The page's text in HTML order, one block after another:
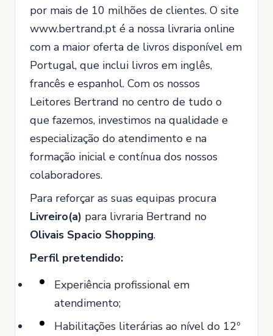
por mais de 10 milhões de clientes. O site
www.bertrand.pt é a nossa livraria online
com a maior oferta de livros disponível em
Portugal, que inclui livros em inglês,
francês e espanhol. Com os nossos
Leitores Bertrand no centro de tudo o
que fazemos, investimos na qualidade e
especialização do atendimento e na
formação inicial e contínua dos nossos
colaboradores.
Para reforçar as suas equipas procura
Livreiro(a) para livraria Bertrand no
Olivais Spacio Shopping.
Perfil pretendido:
Experiência profissional em
atendimento;
Habilitações literárias ao nível do 12º